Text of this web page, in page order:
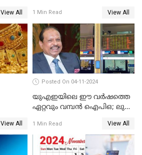
View All
സെന്‍സെക്‌സ് 80,000ല്‍
താഴെ
1 Min Read View All
View All
Posted On 04-11-2024
യുഎഇയിലെ ഈ വർഷത്തെ
ഏറ്റവും വമ്പൻ ഐപിഒ; ലുലു
സമാപനം,വൻ ഡിമാൻഡ്;
വിൽപന 30
ശതമാനത്തിലേക്ക് ഉയർത്തി
1 Min Read View All